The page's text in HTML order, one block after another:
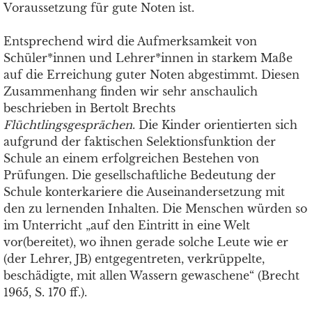
Voraussetzung für gute Noten ist.
Entsprechend wird die Aufmerksamkeit von
Schüler*innen und Lehrer*innen in starkem Maße
auf die Erreichung guter Noten abgestimmt. Diesen
Zusammenhang finden wir sehr anschaulich
beschrieben in Bertolt Brechts
Flüchtlingsgesprächen. Die Kinder orientierten sich
aufgrund der faktischen Selektionsfunktion der
Schule an einem erfolgreichen Bestehen von
Prüfungen. Die gesellschaftliche Bedeutung der
Schule konterkariere die Auseinandersetzung mit
den zu lernenden Inhalten. Die Menschen würden so
im Unterricht „auf den Eintritt in eine Welt
vor(bereitet), wo ihnen gerade solche Leute wie er
(der Lehrer, JB) entgegentreten, verkrüppelte,
beschädigte, mit allen Wassern gewaschene“ (Brecht
1965, S. 170 ff.).